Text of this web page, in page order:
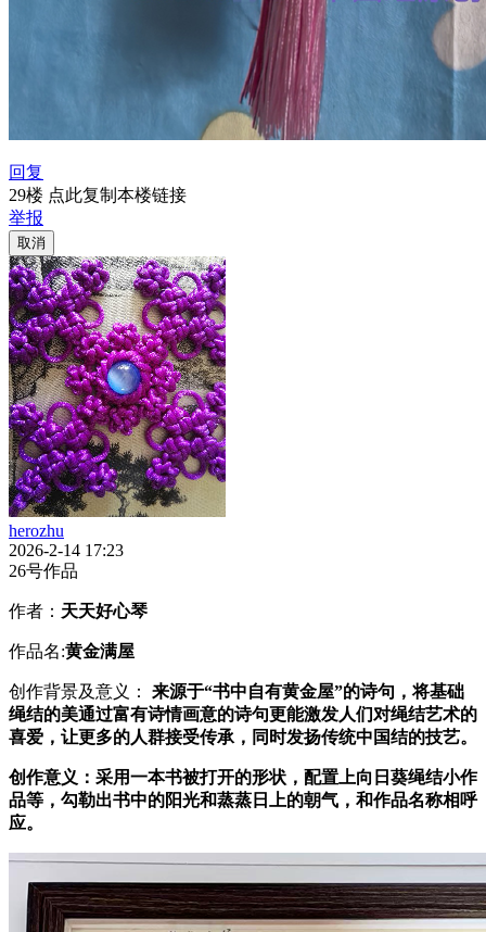
回复
29楼 点此复制本楼链接
举报
取消
herozhu
2026-2-14 17:23
26号作品
作者： 天天好心琴
作品名:黄金满屋
创作背景及意义： 来源于“书中自有黄金屋”的诗句，将基础
绳结的美通过富有诗情画意的诗句更能激发人们对绳结艺术的
喜爱，让更多的人群接受传承，同时发扬传统中国结的技艺。
创作意义：采用一本书被打开的形状，配置上向日葵绳结小作
品等，勾勒出书中的阳光和蒸蒸日上的朝气，和作品名称相呼
应。